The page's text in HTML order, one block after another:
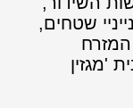
שטחים,
המזרח
'מגזין